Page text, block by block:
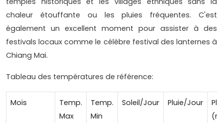
chaleur étouffante ou les pluies fréquentes. C'est
également un excellent moment pour assister à des
festivals locaux comme le célèbre festival des lanternes à
Chiang Mai.
Tableau des températures de référence:
Mois
Temp.
Max
Temp.
Min
Soleil/Jour Pluie/Jour